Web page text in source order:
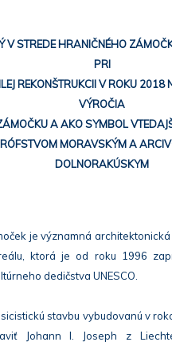
V STREDE HRANIČNÉHO
PRI
REKONŠTRUKCII V ROKU 2018
VÝROČIA
A AKO SYMBOL
MORAVSKÝM A
DOLNORAKÚSKYM
je významná
ktorá je od roku 1996
dedičstva UNESCO.
stavbu vybudovanú v
Johann I. Joseph z